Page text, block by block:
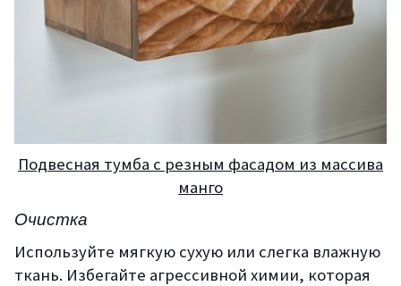
Подвесная тумба с резным фасадом из массива
манго
Очистка
Используйте мягкую сухую или слегка влажную
ткань. Избегайте агрессивной химии, которая